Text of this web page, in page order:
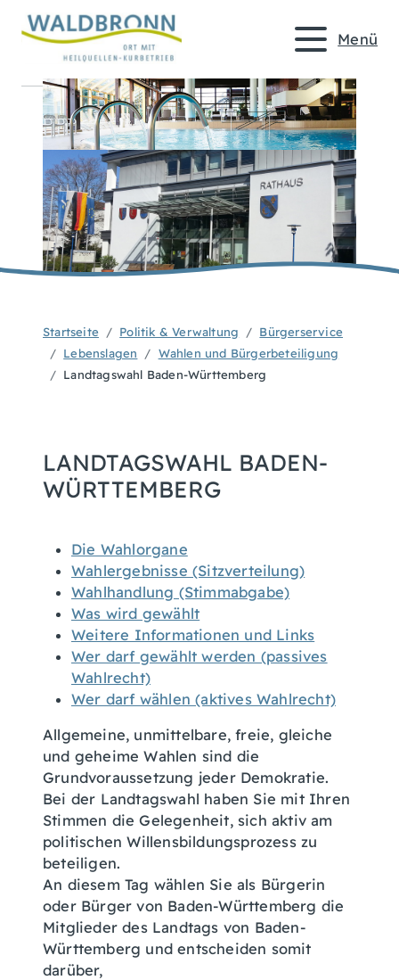
Menü
Startseite Politik & Verwaltung
Bürgerservice
Lebenslagen
Wahlen und Bürgerbeteiligung
Landtagswahl Baden-Württemberg
LANDTAGSWAHL BADEN-
WÜRTTEMBERG
Die Wahlorgane
Wahlergebnisse (Sitzverteilung)
Wahlhandlung (Stimmabgabe)
Was wird gewählt
Weitere Informationen und Links
Wer darf gewählt werden (passives
Wahlrecht)
Wer darf wählen (aktives Wahlrecht)
Allgemeine, unmittelbare, freie, gleiche
und geheime Wahlen sind die
Grundvoraussetzung jeder Demokratie.
Bei der Landtagswahl haben Sie mit Ihren
Stimmen die Gelegenheit, sich aktiv am
politischen Willensbildungsprozess zu
beteiligen.
An diesem Tag wählen Sie als Bürgerin
oder Bürger von Baden-Württemberg die
Mitglieder des Landtags von Baden-
Württemberg und entscheiden somit
darüber,